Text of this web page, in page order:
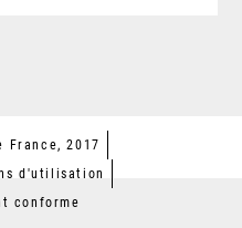
2017
d'utilisation
conforme